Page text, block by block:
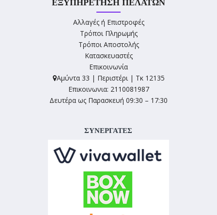
ΕΞΥΠΗΡΈΤΗΣΗ ΠΕΛΑΤΏΝ
Αλλαγές ή Επιστροφές
Τρόποι Πληρωμής
Τρόποι Αποστολής
Κατασκευαστές
Επικοινωνία
Αμύντα 33 | Περιστέρι | Τκ 12135
Επικοινωνια: 2110081987
Δευτέρα ως Παρασκευή 09:30 – 17:30
ΣΥΝΕΡΓΑΤΕΣ